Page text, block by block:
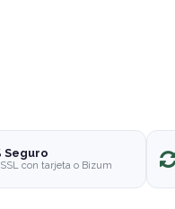
Seguro
con tarjeta o Bizum